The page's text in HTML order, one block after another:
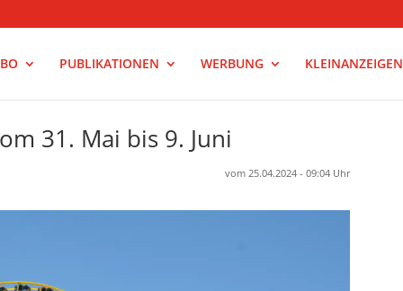
PUBLIKATIONEN WERBUNG KLEINANZEIGEN
31. Mai bis 9. Juni
vom 25.04.2024 - 09:04 Uhr